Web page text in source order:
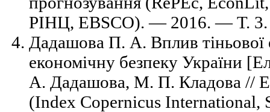
РІНЦ, EBSCO). — 2016. — Т.
Дадашова П. А. Вплив тіньової
економічну безпеку України
А. Дадашова, М. П. Кладова //
(Index Copernicus International,